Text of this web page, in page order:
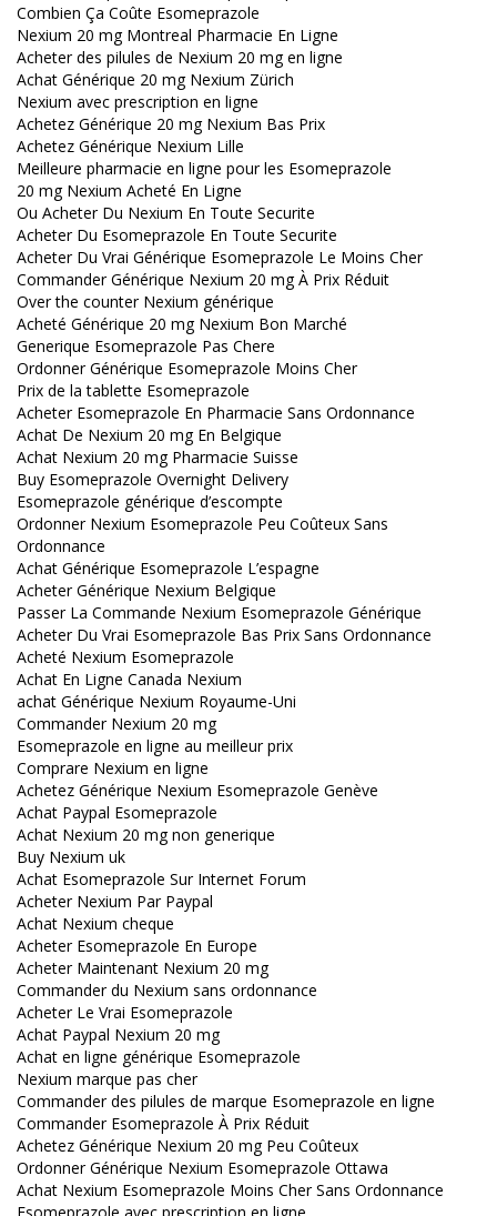
Combien Ça Coûte Esomeprazole
Nexium 20 mg Montreal Pharmacie En Ligne
Acheter des pilules de Nexium 20 mg en ligne
Achat Générique 20 mg Nexium Zürich
Nexium avec prescription en ligne
Achetez Générique 20 mg Nexium Bas Prix
Achetez Générique Nexium Lille
Meilleure pharmacie en ligne pour les Esomeprazole
20 mg Nexium Acheté En Ligne
Ou Acheter Du Nexium En Toute Securite
Acheter Du Esomeprazole En Toute Securite
Acheter Du Vrai Générique Esomeprazole Le Moins Cher
Commander Générique Nexium 20 mg À Prix Réduit
Over the counter Nexium générique
Acheté Générique 20 mg Nexium Bon Marché
Generique Esomeprazole Pas Chere
Ordonner Générique Esomeprazole Moins Cher
Prix de la tablette Esomeprazole
Acheter Esomeprazole En Pharmacie Sans Ordonnance
Achat De Nexium 20 mg En Belgique
Achat Nexium 20 mg Pharmacie Suisse
Buy Esomeprazole Overnight Delivery
Esomeprazole générique d’escompte
Ordonner Nexium Esomeprazole Peu Coûteux Sans
Ordonnance
Achat Générique Esomeprazole L’espagne
Acheter Générique Nexium Belgique
Passer La Commande Nexium Esomeprazole Générique
Acheter Du Vrai Esomeprazole Bas Prix Sans Ordonnance
Acheté Nexium Esomeprazole
Achat En Ligne Canada Nexium
achat Générique Nexium Royaume-Uni
Commander Nexium 20 mg
Esomeprazole en ligne au meilleur prix
Comprare Nexium en ligne
Achetez Générique Nexium Esomeprazole Genève
Achat Paypal Esomeprazole
Achat Nexium 20 mg non generique
Buy Nexium uk
Achat Esomeprazole Sur Internet Forum
Acheter Nexium Par Paypal
Achat Nexium cheque
Acheter Esomeprazole En Europe
Acheter Maintenant Nexium 20 mg
Commander du Nexium sans ordonnance
Acheter Le Vrai Esomeprazole
Achat Paypal Nexium 20 mg
Achat en ligne générique Esomeprazole
Nexium marque pas cher
Commander des pilules de marque Esomeprazole en ligne
Commander Esomeprazole À Prix Réduit
Achetez Générique Nexium 20 mg Peu Coûteux
Ordonner Générique Nexium Esomeprazole Ottawa
Achat Nexium Esomeprazole Moins Cher Sans Ordonnance